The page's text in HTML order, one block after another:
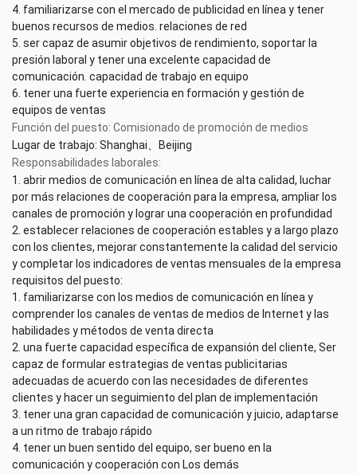
4. familiarizarse con el mercado de publicidad en línea y tener
buenos recursos de medios. relaciones de red
5. ser capaz de asumir objetivos de rendimiento, soportar la
presión laboral y tener una excelente capacidad de
comunicación. capacidad de trabajo en equipo
6. tener una fuerte experiencia en formación y gestión de
equipos de ventas
Función del puesto: Comisionado de promoción de medios
Lugar de trabajo: Shanghai、Beijing
Responsabilidades laborales:
1. abrir medios de comunicación en línea de alta calidad, luchar
por más relaciones de cooperación para la empresa, ampliar los
canales de promoción y lograr una cooperación en profundidad
2. establecer relaciones de cooperación estables y a largo plazo
con los clientes, mejorar constantemente la calidad del servicio
y completar los indicadores de ventas mensuales de la empresa
requisitos del puesto:
1. familiarizarse con los medios de comunicación en línea y
comprender los canales de ventas de medios de Internet y las
habilidades y métodos de venta directa
2. una fuerte capacidad específica de expansión del cliente, Ser
capaz de formular estrategias de ventas publicitarias
adecuadas de acuerdo con las necesidades de diferentes
clientes y hacer un seguimiento del plan de implementación
3. tener una gran capacidad de comunicación y juicio, adaptarse
a un ritmo de trabajo rápido
4. tener un buen sentido del equipo, ser bueno en la
comunicación y cooperación con Los demás